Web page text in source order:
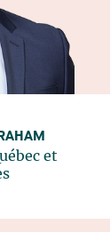
et